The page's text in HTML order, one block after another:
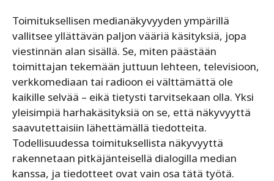
Toimituksellisen medianäkyvyyden ympärillä
vallitsee yllättävän paljon vääriä käsityksiä, jopa
viestinnän alan sisällä. Se, miten päästään
toimittajan tekemään juttuun lehteen, televisioon,
verkkomediaan tai radioon ei välttämättä ole
kaikille selvää – eikä tietysti tarvitsekaan olla. Yksi
yleisimpiä harhakäsityksiä on se, että näkyvyyttä
saavutettaisiin lähettämällä tiedotteita.
Todellisuudessa toimituksellista näkyvyyttä
rakennetaan pitkäjänteisellä dialogilla median
kanssa, ja tiedotteet ovat vain osa tätä työtä.